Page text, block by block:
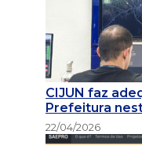
CIJUN faz
Prefeitura
22/04/2026